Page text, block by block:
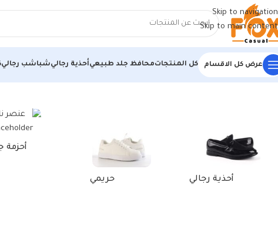
Skip to navigation
Skip to main content
عرض كل الاقسام كل المنتجاتمحافظ جلد طبيعيأحذية رجاليشباشب رجالي
الرئيسية/منتجات تحت الوسم “أحذية رجالية مستوردة سوداء”
أحذية رجالي حريمي